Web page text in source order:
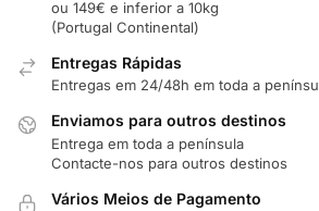
ou 149€ e inferior a 10kg
(Portugal Continental)
Entregas Rápidas
Entregas em 24/48h em toda a
Enviamos para outros destinos
Entrega em toda a península
Contacte-nos para outros destinos
Vários Meios de Pagamento